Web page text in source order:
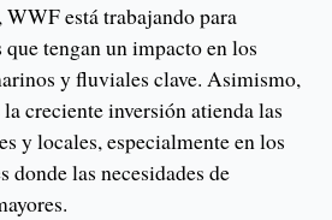
WWF está trabajando para
tengan un impacto en los
y fluviales clave. Asimismo,
creciente inversión atienda las
y locales, especialmente en los
donde las necesidades de